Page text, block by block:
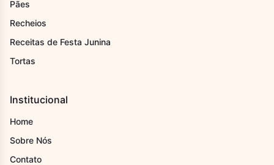
Pães
Recheios
Receitas de Festa Junina
Tortas
Institucional
Home
Sobre Nós
Contato